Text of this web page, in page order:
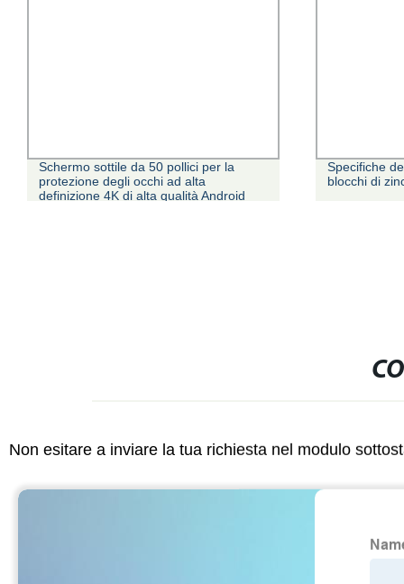
Schermo sottile da 50 pollici per la
protezione degli occhi ad alta
definizione 4K di alta qualità Android
Specifiche
blocchi di
Non esitare a inviare la tua richiesta nel modulo